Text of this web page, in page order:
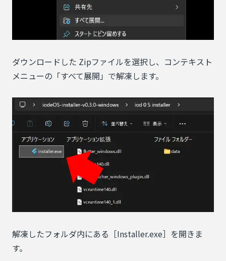
ダウンロードした Zipファイルを選択し、コンテキスト
メニューの「すべて展開」で解凍します。
解凍したフォルダ内にある［Installer.exe］を開きま
す。